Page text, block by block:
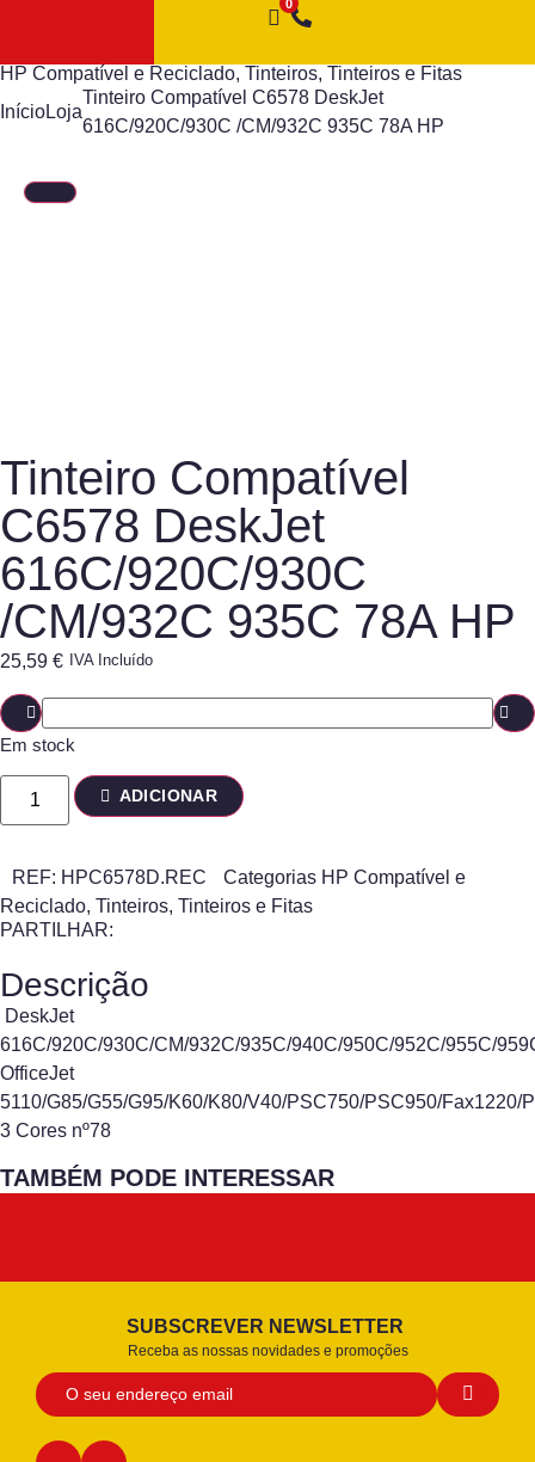
HP Compatível e Reciclado, Tinteiros, Tinteiros e Fitas
InícioLoja
Tinteiro Compatível C6578 DeskJet
616C/920C/930C /CM/932C 935C 78A HP
Tinteiro Compatível
C6578 DeskJet
616C/920C/930C
/CM/932C 935C 78A HP
25,59 € IVA Incluído
Em stock
ADICIONAR
REF: HPC6578D.REC Categorias HP Compatível e
Reciclado, Tinteiros, Tinteiros e Fitas
PARTILHAR:
Descrição
DeskJet
616C/920C/930C/CM/932C/935C/940C/950C/952C/955C/
OfficeJet
5110/G85/G55/G95/K60/K80/V40/PSC750/PSC950/Fax1220/
3 Cores nº78
TAMBÉM PODE INTERESSAR
SUBSCREVER NEWSLETTER
Receba as nossas novidades e promoções